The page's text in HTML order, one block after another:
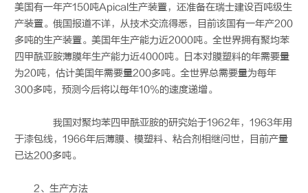
美国有一年产150吨Apical生产装置，还准备在瑞士建设百吨级生
产装置。俄国报道不详，从技术交流得悉，目前该国有一年产200
多吨的生产装置。美国年生产能力近2000吨。全世界拥有聚均苯
四甲酰亚胺薄膜年生产能力近4000吨。日本对膜塑料的年需要量
为20吨，估计美国年需要量200多吨。全世界总需要量为每年
300多吨，预测今后将以每年10%的速度递增。
我国对聚均苯四甲酰亚胺的研究始于1962年，1963年用
于漆包线，1966年后薄膜、模塑料、粘合剂相继问世，目前产量
已达200多吨。
2、生产方法